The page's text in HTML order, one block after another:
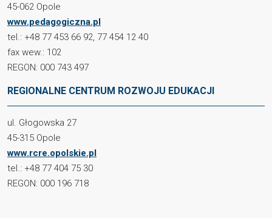
45-062 Opole
www.pedagogiczna.pl
tel.: +48 77 453 66 92, 77 454 12 40
fax wew.: 102
REGON: 000 743 497
REGIONALNE CENTRUM ROZWOJU EDUKACJI
ul. Głogowska 27
45-315 Opole
www.rcre.opolskie.pl
tel.: +48 77 404 75 30
REGON: 000 196 718